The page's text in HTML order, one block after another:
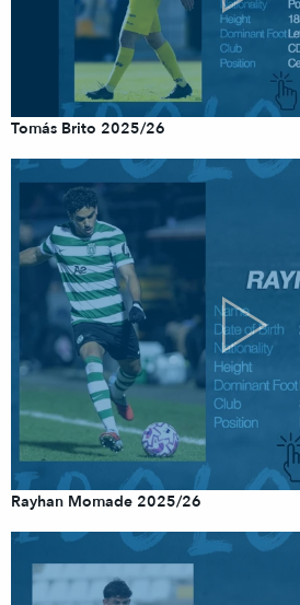
Tomás Brito 2025/26
Rayhan Momade 2025/26